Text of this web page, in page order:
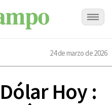
24 de marzo de 2026
Hoy :